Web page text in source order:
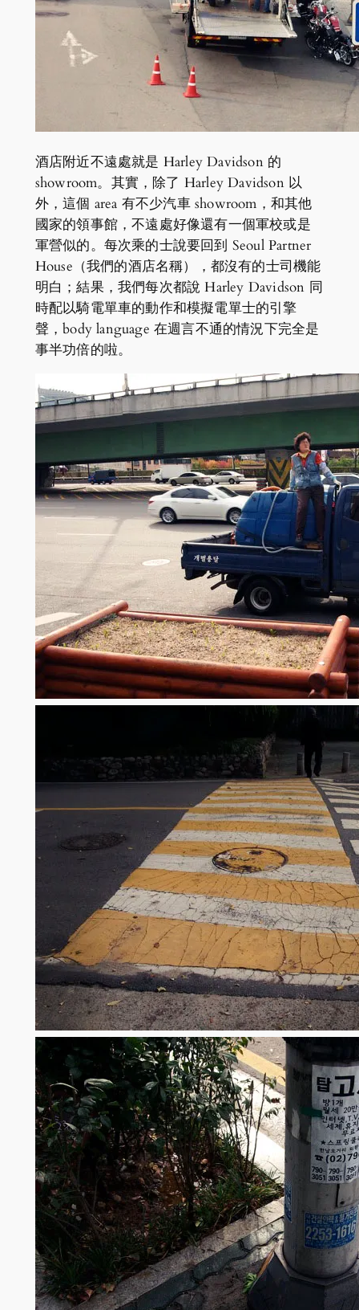
酒店附近不遠處就是 Harley Davidson 的
showroom。其實，除了 Harley Davidson 以
外，這個 area 有不少汽車 showroom，和其他
國家的領事館，不遠處好像還有一個軍校或是
軍營似的。每次乘的士說要回到 Seoul Partner
House（我們的酒店名稱），都沒有的士司機能
明白；結果，我們每次都說 Harley Davidson 同
時配以騎電單車的動作和模擬電單士的引擎
聲，body language 在週言不通的情況下完全是
事半功倍的啦。